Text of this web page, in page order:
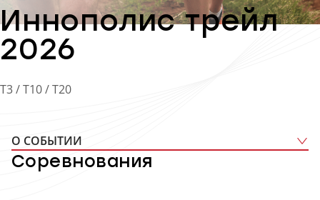
Иннополис трейл
2026
T3 / T10 / T20
О СОБЫТИИ
Соревнования